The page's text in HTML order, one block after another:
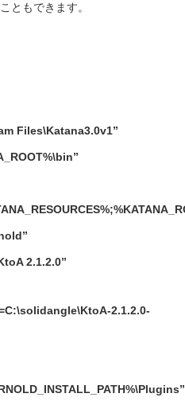
ともできます。
Files\Katana3.0v1”
2.1.2.0”
2.1.2.0-